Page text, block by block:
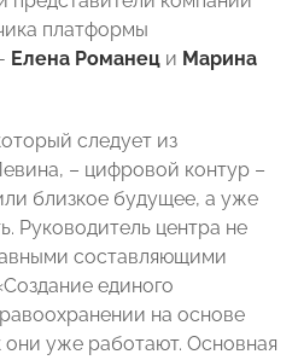
платформы
Елена Романец и Марина
следует из
– цифровой контур –
близкое будущее, а уже
Руководитель центра не
составляющими
единого
на основе
они уже работают. Основная